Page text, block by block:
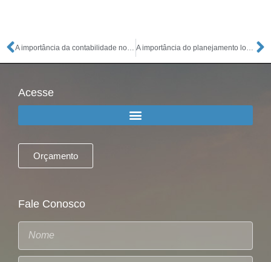
A importância da contabilidade no processo de abertura de empresas A importância do planejamento logístico para quem vai abrir um negócio
Acesse
Orçamento
Fale Conosco